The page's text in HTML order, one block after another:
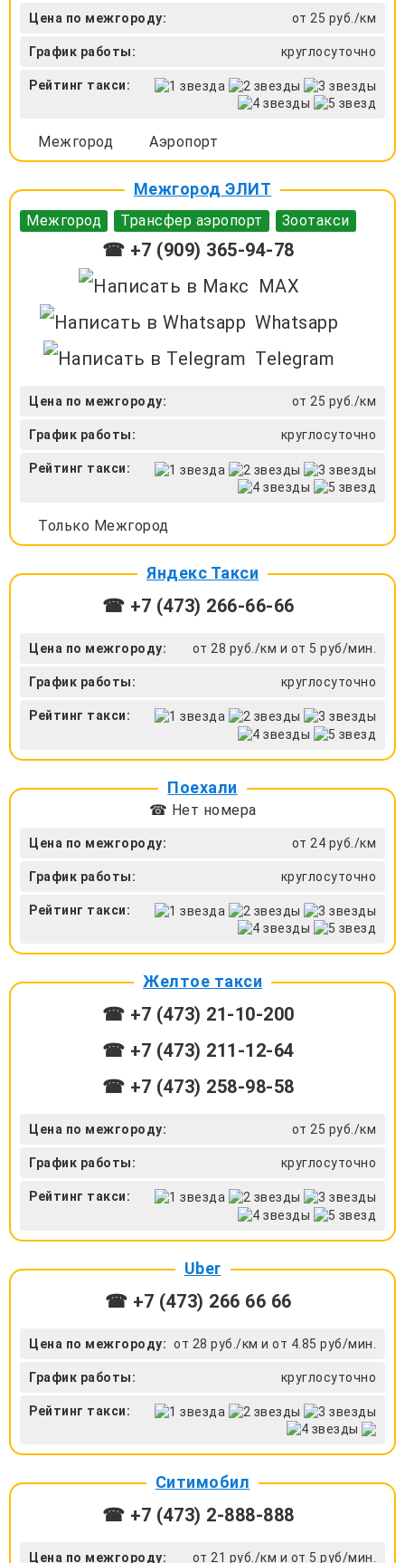
Цена по межгороду: от 25 руб./км
График работы: круглосуточно
Рейтинг такси:
Межгород Аэропорт
Межгород ЭЛИТ
Межгород Трансфер аэропорт Зоотакси
☎ +7 (909) 365-94-78
MAX
Whatsapp
Telegram
Цена по межгороду: от 25 руб./км
График работы: круглосуточно
Рейтинг такси:
Только Межгород
Яндекс Такси
☎ +7 (473) 266-66-66
Цена по межгороду: от 28 руб./км и от 5 руб/мин.
График работы: круглосуточно
Рейтинг такси:
Поехали
☎ Нет номера
Цена по межгороду: от 24 руб./км
График работы: круглосуточно
Рейтинг такси:
Желтое такси
☎ +7 (473) 21-10-200
☎ +7 (473) 211-12-64
☎ +7 (473) 258-98-58
Цена по межгороду: от 25 руб./км
График работы: круглосуточно
Рейтинг такси:
Uber
☎ +7 (473) 266 66 66
Цена по межгороду: от 28 руб./км и от 4.85 руб/мин.
График работы: круглосуточно
Рейтинг такси:
Ситимобил
☎ +7 (473) 2-888-888
Цена по межгороду: от 21 руб./км и от 5 руб/мин.